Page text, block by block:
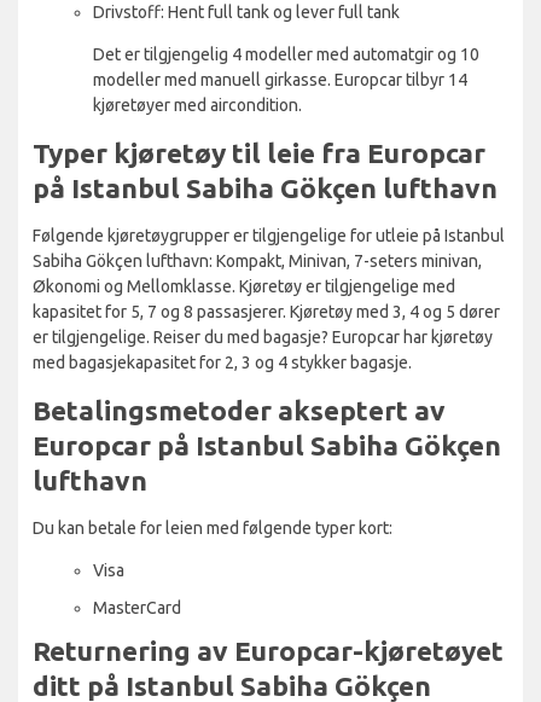
Drivstoff: Hent full tank og lever full tank
Det er tilgjengelig 4 modeller med automatgir og 10
modeller med manuell girkasse. Europcar tilbyr 14
kjøretøyer med aircondition.
Typer kjøretøy til leie fra Europcar
på Istanbul Sabiha Gökçen lufthavn
Følgende kjøretøygrupper er tilgjengelige for utleie på Istanbul
Sabiha Gökçen lufthavn: Kompakt, Minivan, 7-seters minivan,
Økonomi og Mellomklasse. Kjøretøy er tilgjengelige med
kapasitet for 5, 7 og 8 passasjerer. Kjøretøy med 3, 4 og 5 dører
er tilgjengelige. Reiser du med bagasje? Europcar har kjøretøy
med bagasjekapasitet for 2, 3 og 4 stykker bagasje.
Betalingsmetoder akseptert av
Europcar på Istanbul Sabiha Gökçen
lufthavn
Du kan betale for leien med følgende typer kort:
Visa
MasterCard
Returnering av Europcar-kjøretøyet
ditt på Istanbul Sabiha Gökçen